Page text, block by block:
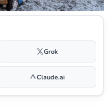
Grok
Claude.ai